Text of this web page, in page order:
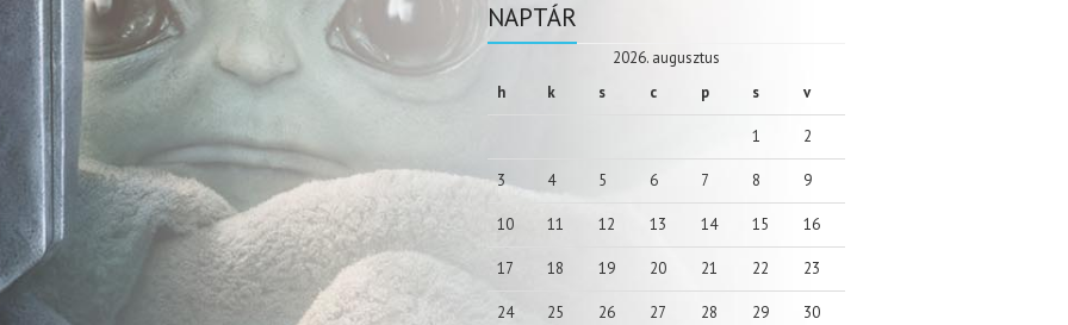
NAPTÁR
2026. augusztus
h
k s c p s v
1 2
3 4 5 6 7 8 9
10 11 12 13 14 15 16
17 18 19 20 21 22 23
24 25 26 27 28 29 30